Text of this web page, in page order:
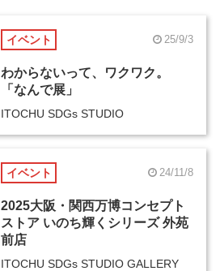
イベント 25/9/3
わからないって、ワクワク。
「なんで展」
ITOCHU SDGs STUDIO
イベント 24/11/8
2025大阪・関西万博コンセプト
ストア いのち輝くシリーズ 外苑
前店
ITOCHU SDGs STUDIO GALLERY